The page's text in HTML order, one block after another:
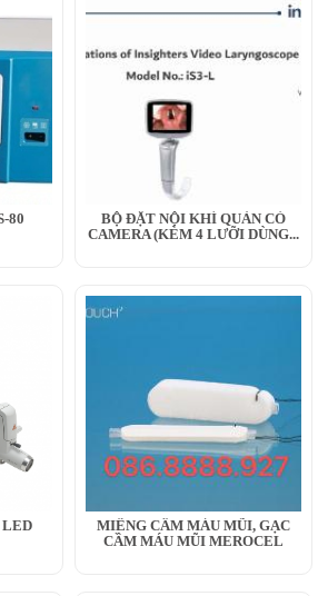
80
BỘ ĐẶT NỘI KHÍ QUẢN CÓ
CAMERA (KÈM 4 LƯỠI DÙNG...
LED
MIẾNG CẦM MÁU MŨI, GẠC
CẦM MÁU MŨI MEROCEL